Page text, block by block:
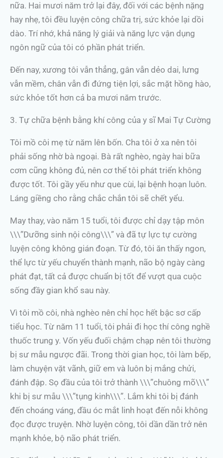
nữa. Hai mươi năm trở lại đây, đối với các bệnh nặng
hay nhẹ, tôi đều luyện công chữa trị, sức khỏe lại dồi
dào. Trí nhớ, khả năng lý giải và năng lực vận dụng
ngôn ngữ của tôi có phần phát triển.
Đến nay, xương tôi vẫn thẳng, gân vẫn dẻo dai, lưng
vẫn mềm, chân vẫn đi đứng tiện lợi, sắc mặt hồng hào,
sức khỏe tốt hơn cả ba mươi năm trước.
3. Tự chữa bệnh bằng khí công của y sĩ Mai Tự Cường
Tôi mồ côi mẹ từ năm lên bốn. Cha tôi ở xa nên tôi
phải sống nhờ bà ngoại. Bà rất nghèo, ngày hai bữa
cơm cũng không đủ, nên cơ thể tôi phát triển không
được tốt. Tôi gầy yếu như que cùi, lại bệnh hoạn luôn.
Láng giềng cho rằng chắc chắn tôi sẽ chết yểu.
May thay, vào năm 15 tuổi, tôi được chỉ dạy tập môn
\\\”Dưỡng sinh nội công\\\” và đã tự lực tự cường
luyện công không gián đoạn. Từ đó, tôi ăn thấy ngon,
thể lực từ yếu chuyển thành mạnh, não bộ ngày càng
phát đạt, tất cả được chuẩn bị tốt để vượt qua cuộc
sống đầy gian khổ sau này.
Vì tôi mồ côi, nhà nghèo nên chỉ học hết bậc sơ cấp
tiểu học. Từ năm 11 tuổi, tôi phải đi học thí công nghề
thuốc trung y. Vốn yếu đuối chậm chạp nên tôi thường
bị sư mẫu ngược đãi. Trong thời gian học, tôi làm bếp,
làm chuyện vặt vãnh, giữ em và luôn bị mắng chửi,
đánh đập. Sọ đầu của tôi trở thành \\\”chuông mõ\\\”
khi bị sư mẫu \\\”tụng kinh\\\”. Lắm khi tôi bị đánh
đến choáng váng, đầu óc mắt linh hoạt đến nỗi không
đọc được truyện. Nhờ luyện công, tôi dần dần trở nên
mạnh khỏe, bộ não phát triển.